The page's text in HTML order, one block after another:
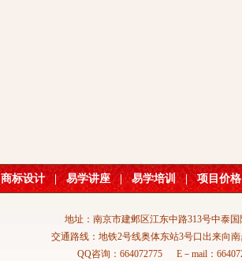
商标设计 | 易学讲座 | 易学培训 | 项目价格
地址：南京市建邺区江东中路313号中泰国
交通路线：地铁2号线奥体东站3号口出来向南
QQ咨询：664072775 E－mail：